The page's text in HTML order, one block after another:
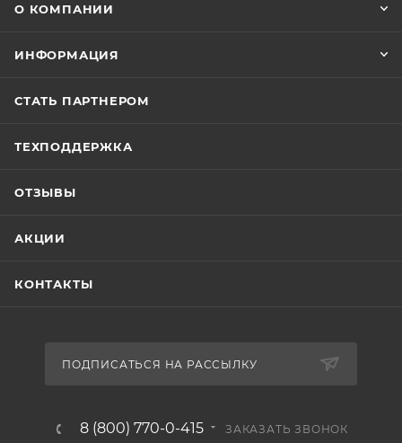
О КОМПАНИИ
ИНФОРМАЦИЯ
СТАТЬ ПАРТНЕРОМ
ТЕХПОДДЕРЖКА
ОТЗЫВЫ
АКЦИИ
КОНТАКТЫ
ПОДПИСАТЬСЯ НА РАССЫЛКУ
8 (800) 770-0-415 ЗАКАЗАТЬ ЗВОНОК